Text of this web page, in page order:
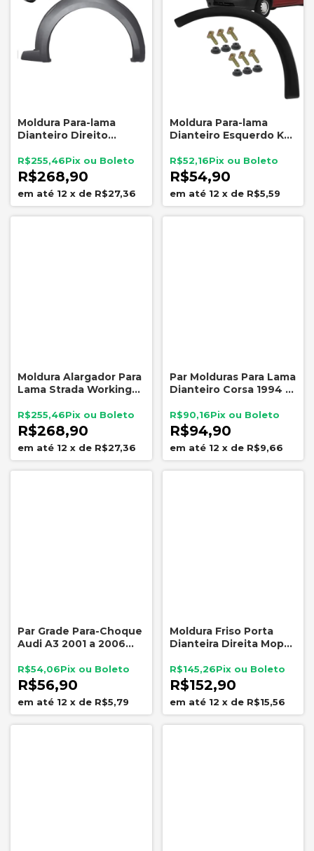
Moldura Para-lama
Dianteiro Direito
2014 a 2019
R$268,90
R$255,46
12 x de R$27,36
Moldura Para-lama
Dianteiro Esquerdo KJ
R$54,90
R$52,16
12 x de R$5,59
Moldura Alargador Para
Lama Strada Working
Original Fiat Cinza 2014
a 2019
R$268,90
R$255,46
12 x de R$27,36
Par Molduras Para Lama
Dianteiro Corsa 1994 a
Parafusos
R$94,90
R$90,16
12 x de R$9,66
Par Grade Para-Choque
Audi A3 2001 a 2006
Grampola G190 G189
R$56,90
R$54,06
12 x de R$5,79
Moldura Friso Porta
Dianteira Direita Mopar
2021 Original
R$152,90
R$145,26
12 x de R$15,56